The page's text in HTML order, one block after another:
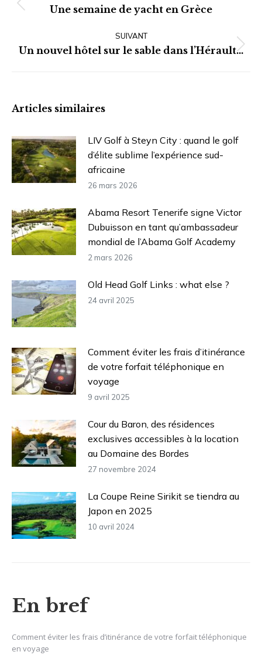
Article
:
Une semaine de yacht en Grèce
SUIVANT
Article
Un nouvel hôtel sur le sable dans l’Hérault…
Articles similaires
LIV Golf à Steyn City : quand le golf
d’élite sublime l’expérience sud-
africaine
26 mars 2026
Abama Resort Tenerife signe Victor
Dubuisson en tant qu’ambassadeur
mondial de l’Abama Golf Academy
2 mars 2026
Old Head Golf Links : what else ?
24 avril 2025
Comment éviter les frais d’itinérance
de votre forfait téléphonique en
voyage
9 avril 2025
Cour du Baron, des résidences
exclusives accessibles à la location
au Domaine des Bordes
27 novembre 2024
La Coupe Reine Sirikit se tiendra au
Japon en 2025
10 avril 2024
En bref
Comment éviter les frais d’itinérance de votre forfait téléphonique
en voyage